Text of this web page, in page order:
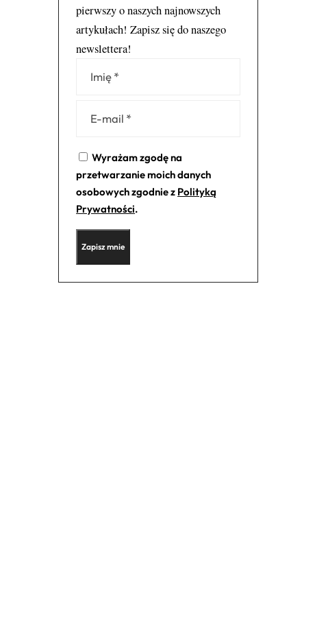
pierwszy o naszych najnowszych
artykułach! Zapisz się do naszego
newslettera!
Wyrażam zgodę na
przetwarzanie moich danych
osobowych zgodnie z Polityką
Prywatności.
Alternative: